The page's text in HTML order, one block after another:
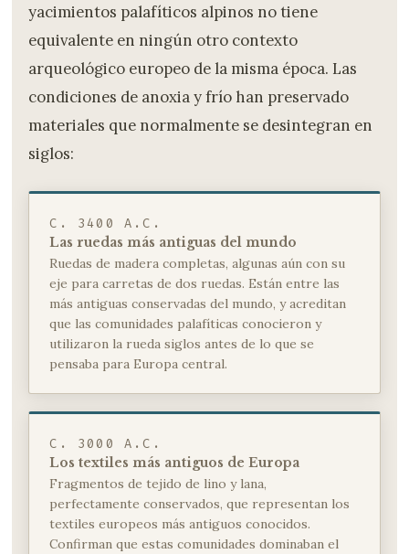
yacimientos palafíticos alpinos no tiene
equivalente en ningún otro contexto
arqueológico europeo de la misma época. Las
condiciones de anoxia y frío han preservado
materiales que normalmente se desintegran en
siglos:
C. 3400 A.C.
Las ruedas más antiguas del mundo
Ruedas de madera completas, algunas aún con su
eje para carretas de dos ruedas. Están entre las
más antiguas conservadas del mundo, y acreditan
que las comunidades palafíticas conocieron y
utilizaron la rueda siglos antes de lo que se
pensaba para Europa central.
C. 3000 A.C.
Los textiles más antiguos de Europa
Fragmentos de tejido de lino y lana,
perfectamente conservados, que representan los
textiles europeos más antiguos conocidos.
Confirman que estas comunidades dominaban el